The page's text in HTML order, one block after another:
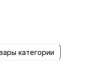
категории